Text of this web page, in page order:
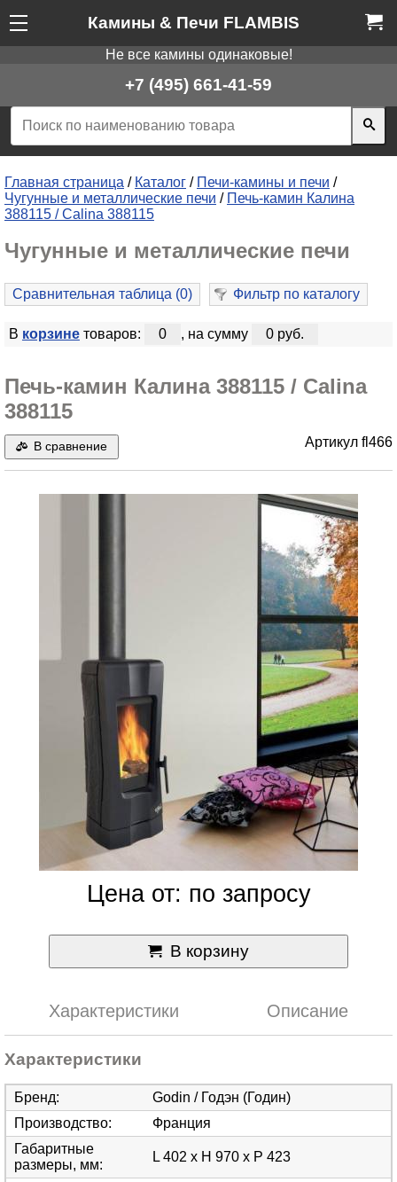
Камины & Печи FLAMBIS
Не все камины одинаковые!
+7 (495) 661-41-59
Главная страница / Каталог / Печи-камины и печи /
Чугунные и металлические печи / Печь-камин Калина
388115 / Calina 388115
Чугунные и металлические печи
Сравнительная таблица (0) Фильтр по каталогу
В корзинетоваров: 0 , на сумму 0 руб.
Печь-камин Калина 388115 / Calina
388115
В сравнение Артикул fl466
Цена от: по запросу
В корзину
Характеристики Описание
Характеристики
Бренд:
Godin / Годэн (Годин)
Производство:
Франция
Габаритные
размеры, мм:
L 402 x H 970 x P 423